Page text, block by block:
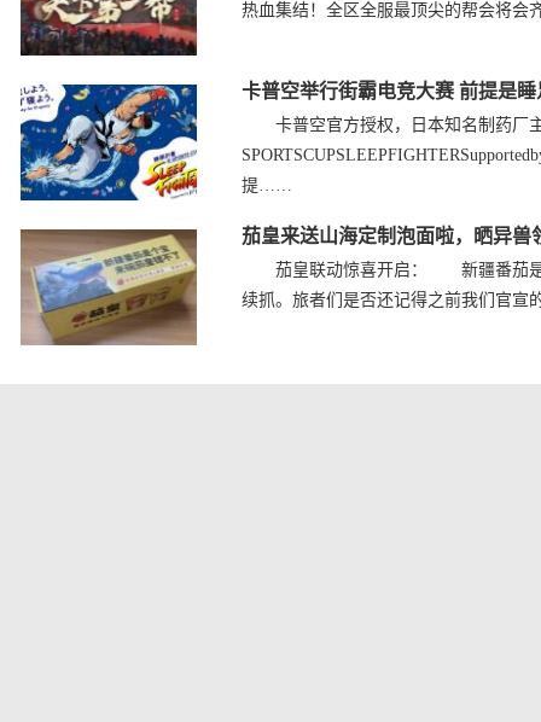
热血集结！全区全服最顶尖的帮会将
卡普空举行街霸电竞大赛 前提是
卡普空官方授权，日本知名制药厂主
提……
茄皇来送山海定制泡面啦，晒异兽
茄皇联动惊喜开启： 新疆番茄是个
续抓。旅者们是否还记得之前我们官